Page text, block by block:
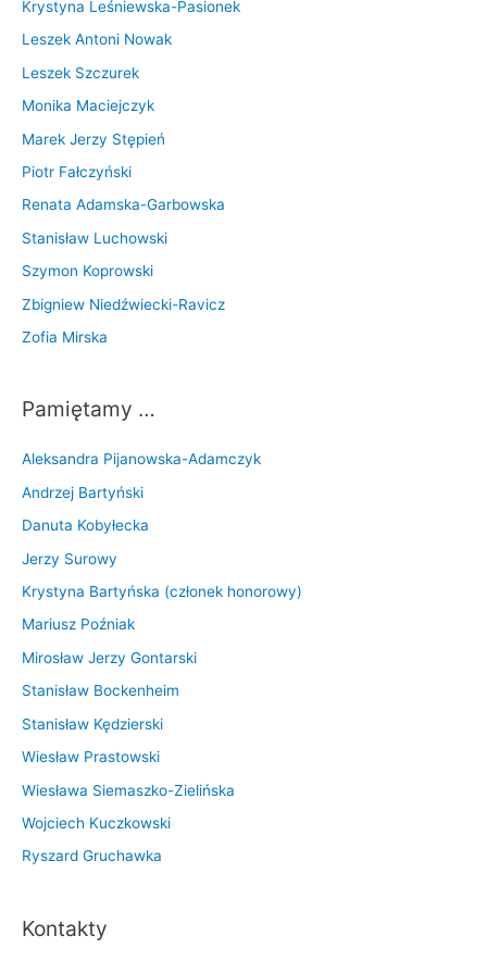
Krystyna Leśniewska-Pasionek
Leszek Antoni Nowak
Leszek Szczurek
Monika Maciejczyk
Marek Jerzy Stępień
Piotr Fałczyński
Renata Adamska-Garbowska
Stanisław Luchowski
Szymon Koprowski
Zbigniew Niedźwiecki-Ravicz
Zofia Mirska
Pamiętamy …
Aleksandra Pijanowska-Adamczyk
Andrzej Bartyński
Danuta Kobyłecka
Jerzy Surowy
Krystyna Bartyńska (członek honorowy)
Mariusz Poźniak
Mirosław Jerzy Gontarski
Stanisław Bockenheim
Stanisław Kędzierski
Wiesław Prastowski
Wiesława Siemaszko-Zielińska
Wojciech Kuczkowski
Ryszard Gruchawka
Kontakty